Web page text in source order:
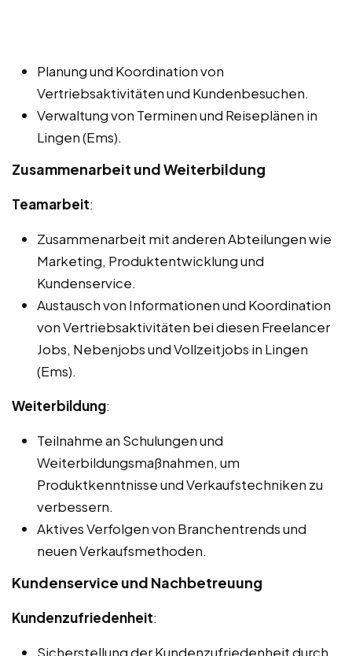
Planung und Koordination von
Vertriebsaktivitäten und Kundenbesuchen.
Verwaltung von Terminen und Reiseplänen in
Lingen (Ems).
Zusammenarbeit und Weiterbildung
Teamarbeit:
Zusammenarbeit mit anderen Abteilungen wie
Marketing, Produktentwicklung und
Kundenservice.
Austausch von Informationen und Koordination
von Vertriebsaktivitäten bei diesen Freelancer
Jobs, Nebenjobs und Vollzeitjobs in Lingen
(Ems).
Weiterbildung:
Teilnahme an Schulungen und
Weiterbildungsmaßnahmen, um
Produktkenntnisse und Verkaufstechniken zu
verbessern.
Aktives Verfolgen von Branchentrends und
neuen Verkaufsmethoden.
Kundenservice und Nachbetreuung
Kundenzufriedenheit:
Sicherstellung der Kundenzufriedenheit durch